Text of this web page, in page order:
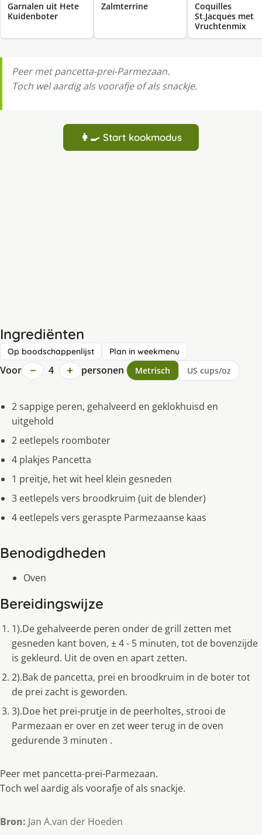
Garnalen uit Hete
Kuidenboter
Zalmterrine
Coquilles
St.Jacques met
Vruchtenmix
Peer met pancetta-prei-Parmezaan.
Toch wel aardig als voorafje of als snackje.
👩‍🍳 Start kookmodus
Ingrediënten
Op boodschappenlijst Plan in weekmenu
Voor − 4 + personen Metrisch US cups/oz
2 sappige peren, gehalveerd en geklokhuisd en
uitgehold
2 eetlepels roomboter
4 plakjes Pancetta
1 preitje, het wit heel klein gesneden
3 eetlepels vers broodkruim (uit de blender)
4 eetlepels vers geraspte Parmezaanse kaas
Benodigdheden
Oven
Bereidingswijze
1).De gehalveerde peren onder de grill zetten met
gesneden kant boven, ± 4 - 5 minuten, tot de bovenzijde
is gekleurd. Uit de oven en apart zetten.
2).Bak de pancetta, prei en broodkruim in de boter tot
de prei zacht is geworden.
3).Doe het prei-prutje in de peerholtes, strooi de
Parmezaan er over en zet weer terug in de oven
gedurende 3 minuten .
Peer met pancetta-prei-Parmezaan.
Toch wel aardig als voorafje of als snackje.
Bron: Jan A.van der Hoeden